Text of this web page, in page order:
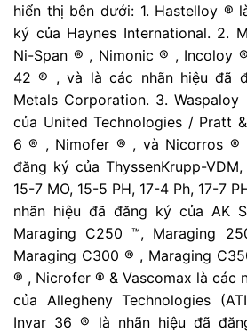
hiển thị bên dưới: 1. Hastelloy ®
ký của Haynes International. 2.
Ni-Span ® , Nimonic ® , Incoloy
42 ® , và là các nhãn hiệu đã
Metals Corporation. 3.
của United Technologies / Pratt
6 ® , Nimofer ® , và Nicorros ®
đăng ký của ThyssenKrupp-
15-7 MO, 15-5 PH, 17-4 Ph, 17-7
nhãn hiệu đã đăng ký của AK
Maraging C250 ™, Maraging
Maraging C300 ® , Maraging
® , Nicrofer ® & Vascomax là các
của Allegheny Technologies
Invar 36 ® là nhãn hiệu đã